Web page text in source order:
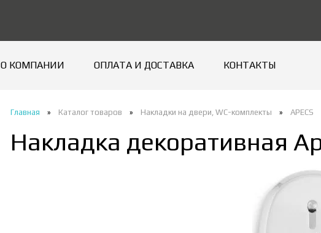
О КОМПАНИИ ОПЛАТА И ДОСТАВКА КОНТАКТЫ
Главная » Каталог товаров » Накладки на двери, WC-комплекты » APECS
Накладка декоративная